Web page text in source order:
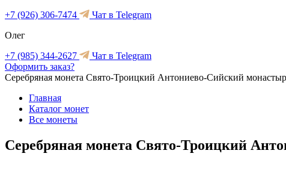
+7 (926) 306-7474
Чат в Telegram
Олег
+7 (985) 344-2627
Чат в Telegram
Оформить заказ?
Серебряная монета Свято-Троицкий Антониево-Сийский
Главная
Каталог монет
Все монеты
Серебряная монета Свято-Троицкий